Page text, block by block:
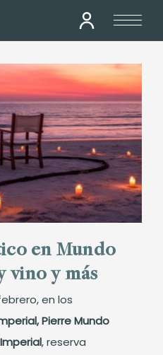
en Mundo
vino y más
en los
Pierre Mundo
, reserva